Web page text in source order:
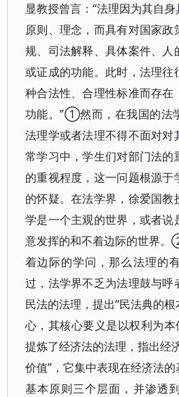
显教授曾言：“法理因为其自身
原则、理念，而具有对国家
规、司法解释、具体案件、人
或证成的功能。此时，法理往
种合法性、合理性标准而存在
功能。”①然而，在我国的法
法理学或者法理不得不面对对
常学习中，学生们对部门法的
的重视程度，这一问题根源于
的怀疑。在法学界，徐爱国教
学是一个主观的世界，或者说
意发挥的和不着边际的世界
着边际的学问，那么法理的
过，法学界不乏为法理鼓与呼
民法的法理，提出“民法典的
心，其核心要义是以权利为
提炼了经济法的法理，指出经
价值”，它集中表现在经济法的
基本原则三个层面，并渗透